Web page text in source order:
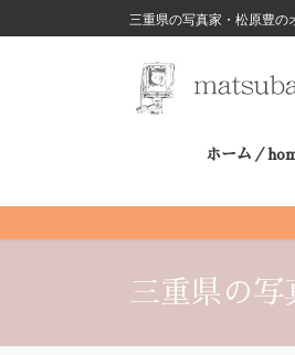
三重県の写真家・松原豊の
ホーム／
三重県の